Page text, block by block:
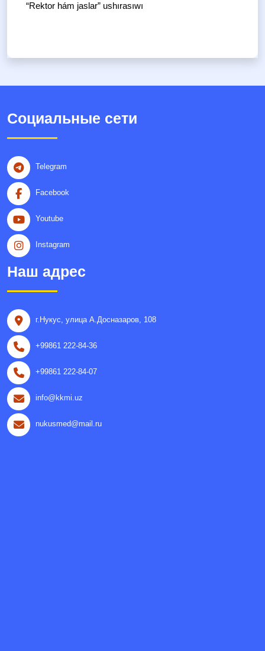
“Rektor hám jaslar” ushırasıwı
Социальные сети
Telegram
Facebook
Youtube
Instagram
Наш адрес
г.Нукус, улица A.Досназаров, 108
+99861 222-84-36
+99861 222-84-07
info@kkmi.uz
nukusmed@mail.ru